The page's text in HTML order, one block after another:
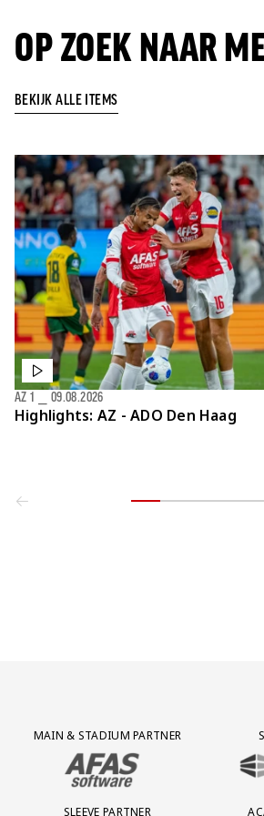
Seizoenkaart
OP ZOEK NAAR
BEKIJK ALLE ITEMS
Highlights: AZ - ADO Den Haag
AZ 1 09.08.2026
Partner Logos Grid
MAIN & STADIUM PARTNER
BEZOEK ONZE MAIN & STADIUMBEZOEK
SLEEVE PARTNER